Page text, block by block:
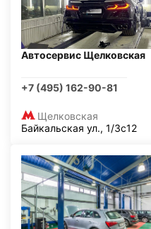
Автосервис Щелковская
+7 (495) 162-90-81
Щелковская
Байкальская ул., 1/3с12